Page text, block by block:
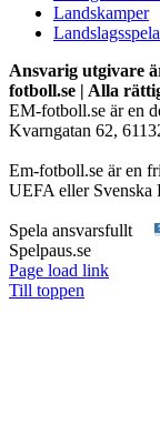
Landskamper
Ansvarig utgivare
fotboll.se | Alla
EM-fotboll.se är en
Kvarngatan 62,
Em-fotboll.se är en
UEFA eller Svenska
Spela ansvarsfullt
Spelpaus.se
Page load link
Till toppen